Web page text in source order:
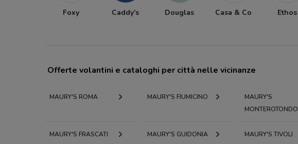
Foxy Caddy's Douglas Casa & Co Ethos
Offerte volantini e cataloghi per città nelle vicinanze
MAURY'S ROMA MAURY'S FIUMICINO
MAURY'S
MONTEROTONDO
MAURY'S FRASCATI
MAURY'S GUIDONIA
MAURY'S TIVOLI